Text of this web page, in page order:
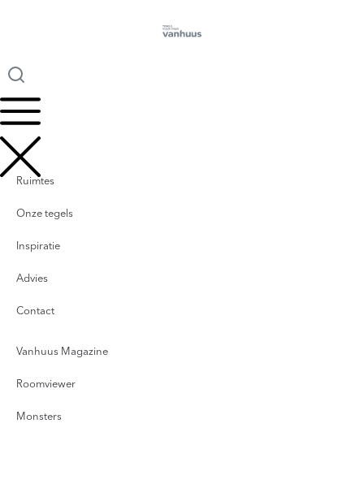
Ruimtes
Onze tegels
Inspiratie
Advies
Contact
Vanhuus Magazine
Roomviewer
Monsters